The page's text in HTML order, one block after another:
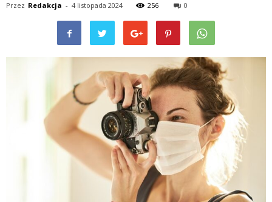
Przez Redakcja - 4 listopada 2024 256 0